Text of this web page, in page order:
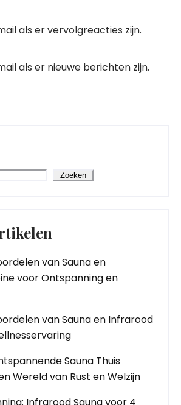
als er vervolgreacties zijn.
als er nieuwe berichten zijn.
Zoeken
van Sauna en
voor Ontspanning en
van Sauna en Infrarood
Sauna Thuis
Wereld van Rust en Welzijn